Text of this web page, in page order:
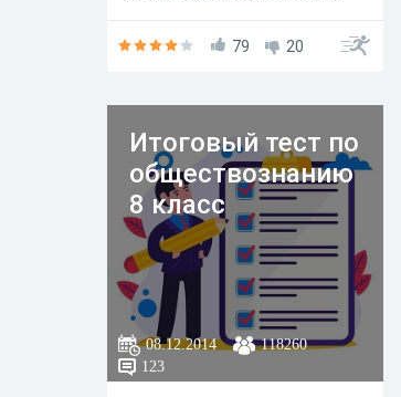
программе за 10-11 класс
отведено 30 минут.
79 20
Итоговый тест по
обществознанию
8 класс
08.12.2014
118260
123